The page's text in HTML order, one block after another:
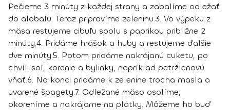
Pečieme 3 minúty z každej strany a zabalíme odležať
do alobalu. Teraz pripravíme zeleninu.3. Vo výpeku z
mäsa restujeme cibuľu spolu s paprikou približne 2
minúty.4. Pridáme hrášok a huby a restujeme ďalšie
dve minúty.5. Potom pridáme nakrájanú cuketu, po
chvíli soľ, korenie a bylinky, napríklad petržlenovú
vňať.6. Na konci pridáme k zelenine trocha masla a
uvarené špagety.7. Odležané mäso osolíme,
okoreníme a nakrájame na plátky. Môžeme ho buď